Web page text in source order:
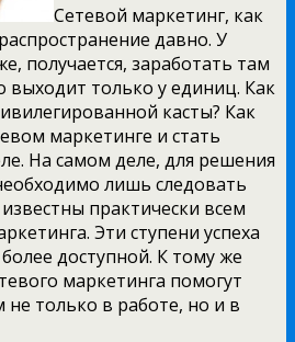
Сетевой маркетинг, как
давно. У
получается, заработать там
выходит только у единиц. Как
касты? Как
маркетинге и стать
На самом деле, для решения
лишь следовать
практически всем
Эти ступени успеха
доступной. К тому же
маркетинга помогут
только в работе, но и в